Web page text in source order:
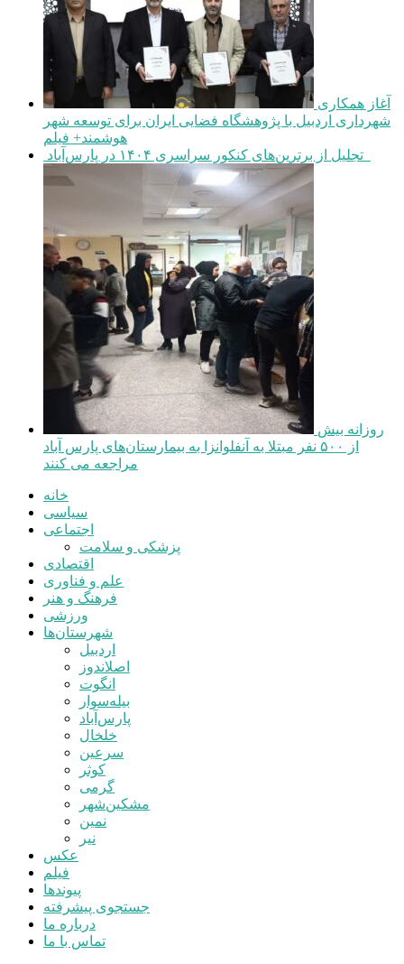
شهرداری اردبیل با پژوهشگاه فضایی ایران برای توسعه شهر
هوشمند+ فیلم
از ۵۰۰ نفر مبتلا به آنفلوانزا به بیمارستان‌های پارس آباد
مراجعه می کنند
خانه
سیاسی
اجتماعی
پزشکی و سلامت
اقتصادی
علم و فناوری
فرهنگ و هنر
ورزشی
شهرستان‌ها
اردبیل
اصلاندوز
انگوت
بیله‌سوار
پارس‌آباد
خلخال
سرعین
کوثر
گرمی
مشکین‌شهر
نمین
نیر
عکس
فیلم
پیوندها
جستجوی پیشرفته
درباره ما
تماس با ما